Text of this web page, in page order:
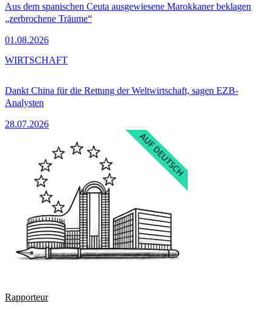
Aus dem spanischen Ceuta ausgewiesene Marokkaner beklagen
„zerbrochene Träume“
01.08.2026
Dankt China für die Rettung der Weltwirtschaft, sagen EZB-
Analysten
28.07.2026
WIRTSCHAFT
Rapporteur